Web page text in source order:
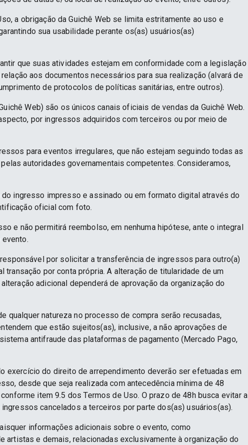
a obrigação da Guichê Web se limita estritamente ao uso e
sua usabilidade perante os(as) usuários(as)
que suas atividades estejam em conformidade com a legislação
aos documentos necessários para sua realização (alvará de
de protocolos de políticas sanitárias, entre outros).
Web) são os únicos canais oficiais de vendas da Guichê Web.
por ingressos adquiridos com terceiros ou por meio de
para eventos irregulares, que não estejam seguindo todas as
autoridades governamentais competentes. Consideramos,
ingresso impresso e assinado ou em formato digital através do
oficial com foto.
e não permitirá reembolso, em nenhuma hipótese, ante o integral
por solicitar a transferência de ingressos para outro(a)
transação por conta própria. A alteração de titularidade de um
adicional dependerá de aprovação da organização do
qualquer natureza no processo de compra serão recusadas,
que estão sujeitos(as), inclusive, a não aprovações de
antifraude das plataformas de pagamento (Mercado Pago,
exercício do direito de arrependimento deverão ser efetuadas em
desde que seja realizada com antecedência mínima de 48
item 9.5 dos Termos de Uso. O prazo de 48h busca evitar a
cancelados a terceiros por parte dos(as) usuários(as).
informações adicionais sobre o evento, como
artistas e demais, relacionadas exclusivamente à organização do